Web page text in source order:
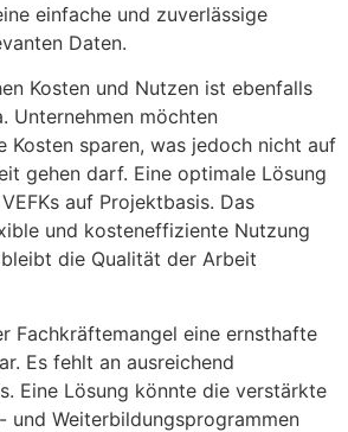
einfache und zuverlässige
Daten.
Kosten und Nutzen ist ebenfalls
Unternehmen möchten
Kosten sparen, was jedoch nicht auf
gehen darf. Eine optimale Lösung
auf Projektbasis. Das
und kosteneffiziente Nutzung
die Qualität der Arbeit
Fachkräftemangel eine ernsthafte
Es fehlt an ausreichend
Eine Lösung könnte die verstärkte
und Weiterbildungsprogrammen